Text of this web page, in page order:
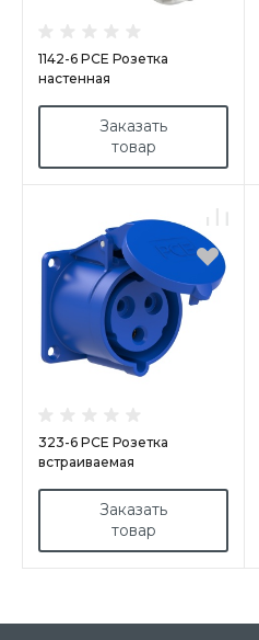
1142-6 PCE Розетка
настенная
Заказать
товар
323-6 PCE Розетка
встраиваемая
фланец 70x70Заказать
товар